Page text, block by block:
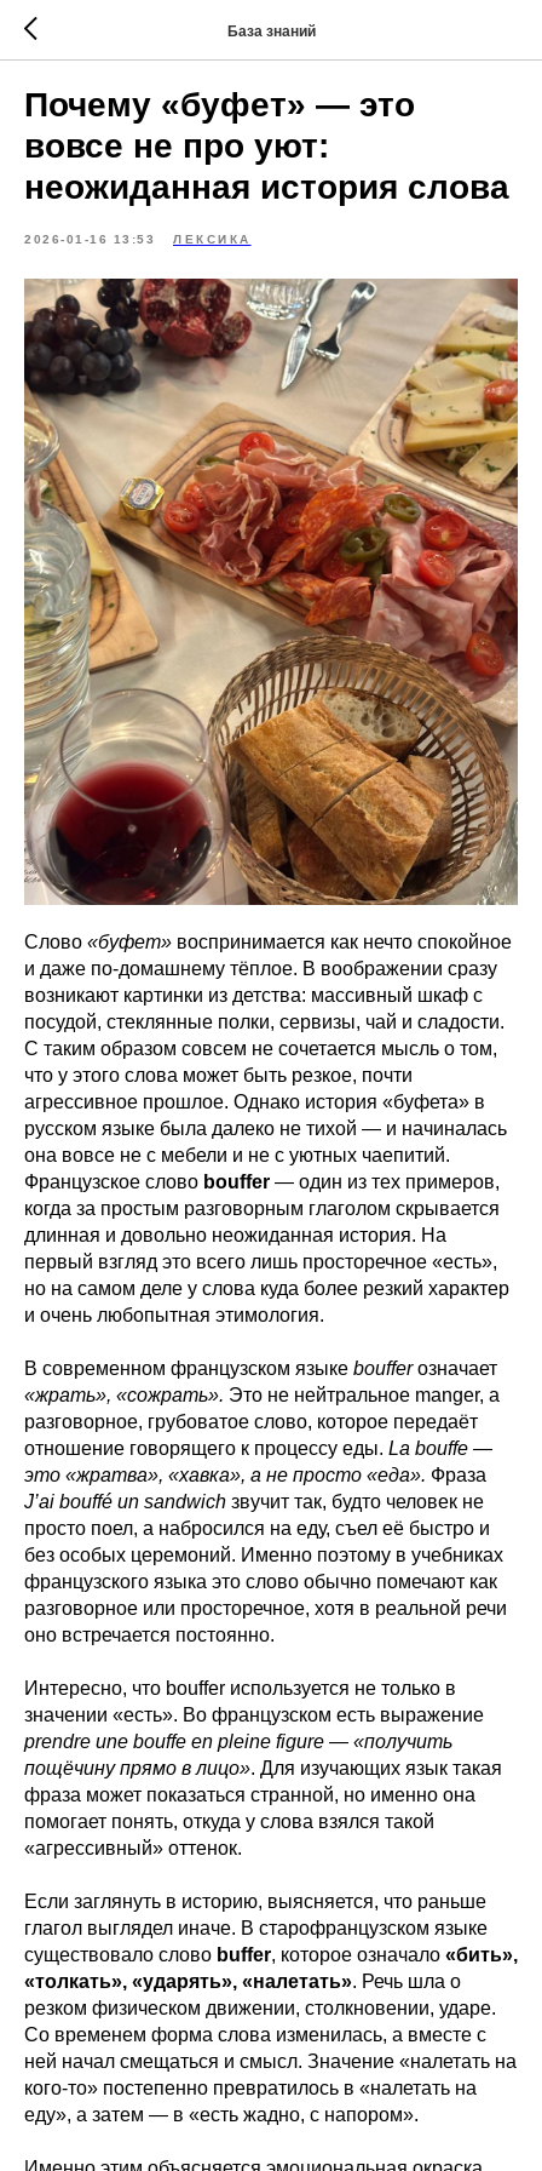
База знаний
Почему «буфет» — это
вовсе не про уют:
неожиданная история слова
2026-01-16 13:53 ЛЕКСИКА
Слово «буфет» воспринимается как нечто спокойное
и даже по-домашнему тёплое. В воображении сразу
возникают картинки из детства: массивный шкаф с
посудой, стеклянные полки, сервизы, чай и сладости.
С таким образом совсем не сочетается мысль о том,
что у этого слова может быть резкое, почти
агрессивное прошлое. Однако история «буфета» в
русском языке была далеко не тихой — и начиналась
она вовсе не с мебели и не с уютных чаепитий.
Французское слово bouffer — один из тех примеров,
когда за простым разговорным глаголом скрывается
длинная и довольно неожиданная история. На
первый взгляд это всего лишь просторечное «есть»,
но на самом деле у слова куда более резкий характер
и очень любопытная этимология.
В современном французском языке boufferозначает
«жрать», «сожрать». Это не нейтральное manger, а
разговорное, грубоватое слово, которое передаёт
отношение говорящего к процессу еды. La bouffe —
это «жратва», «хавка», а не просто «еда». Фраза
J’ai bouffé un sandwich звучит так, будто человек не
просто поел, а набросился на еду, съел её быстро и
без особых церемоний. Именно поэтому в учебниках
французского языка это слово обычно помечают как
разговорное или просторечное, хотя в реальной речи
оно встречается постоянно.
Интересно, что bouffer используется не только в
значении «есть». Во французском есть выражение
prendre une bouffe en pleine figure — «получить
пощёчину прямо в лицо». Для изучающих язык такая
фраза может показаться странной, но именно она
помогает понять, откуда у слова взялся такой
«агрессивный» оттенок.
Если заглянуть в историю, выясняется, что раньше
глагол выглядел иначе. В старофранцузском языке
существовало слово buffer, которое означало «бить»,
«толкать», «ударять», «налетать». Речь шла о
резком физическом движении, столкновении, ударе.
Со временем форма слова изменилась, а вместе с
ней начал смещаться и смысл. Значение «налетать на
кого-то» постепенно превратилось в «налетать на
еду», а затем — в «есть жадно, с напором».